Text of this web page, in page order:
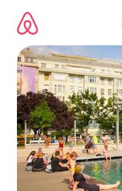
directement
contenu